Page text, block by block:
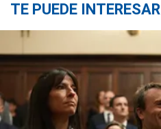
TE PUEDE INTERESAR